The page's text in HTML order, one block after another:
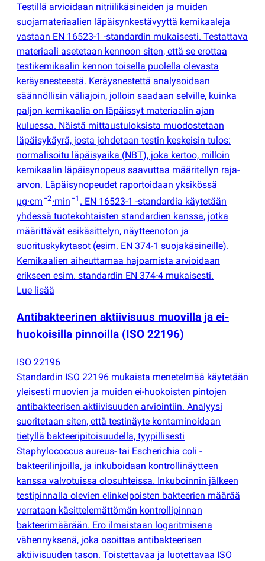
Testillä arvioidaan nitriilikäsineiden ja muiden
suojamateriaalien läpäisynkestävyyttä kemikaaleja
vastaan EN 16523-1 -standardin mukaisesti. Testattava
materiaali asetetaan kennoon siten, että se erottaa
testikemikaalin kennon toisella puolella olevasta
keräysnesteestä. Keräysnestettä analysoidaan
säännöllisin väliajoin, jolloin saadaan selville, kuinka
paljon kemikaalia on läpäissyt materiaalin ajan
kuluessa. Näistä mittaustuloksista muodostetaan
läpäisykäyrä, josta johdetaan testin keskeisin tulos:
normalisoitu läpäisyaika (NBT), joka kertoo, milloin
kemikaalin läpäisynopeus saavuttaa määritellyn raja-
arvon. Läpäisynopeudet raportoidaan yksikössä
µg·cm −2·min −1 . EN 16523-1 -standardia käytetään
yhdessä tuotekohtaisten standardien kanssa, jotka
määrittävät esikäsittelyn, näytteenoton ja
suorituskykytasot (esim. EN 374-1 suojakäsineille).
Kemikaalien aiheuttamaa hajoamista arvioidaan
erikseen esim. standardin EN 374-4 mukaisesti.
Lue lisää
Antibakteerinen aktiivisuus muovilla ja ei-
huokoisilla pinnoilla (ISO 22196)
ISO 22196
Standardin ISO 22196 mukaista menetelmää käytetään
yleisesti muovien ja muiden ei-huokoisten pintojen
antibakteerisen aktiivisuuden arviointiin. Analyysi
suoritetaan siten, että testinäyte kontaminoidaan
tietyllä bakteeripitoisuudella, tyypillisesti
Staphylococcus aureus- tai Escherichia coli -
bakteerilinjoilla, ja inkuboidaan kontrollinäytteen
kanssa valvotuissa olosuhteissa. Inkuboinnin jälkeen
testipinnalla olevien elinkelpoisten bakteerien määrää
verrataan käsittelemättömän kontrollipinnan
bakteerimäärään. Ero ilmaistaan logaritmisena
vähennyksenä, joka osoittaa antibakteerisen
aktiivisuuden tason. Toistettavaa ja luotettavaa ISO